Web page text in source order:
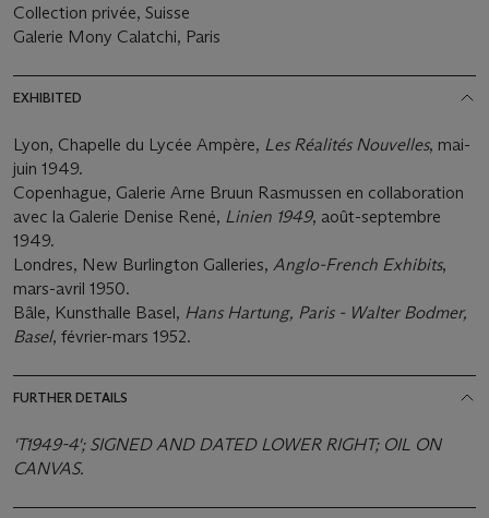
Collection privée, Suisse
Galerie Mony Calatchi, Paris
EXHIBITED
Lyon, Chapelle du Lycée Ampère, Les Réalités Nouvelles, mai-
juin 1949.
Copenhague, Galerie Arne Bruun Rasmussen en collaboration
avec la Galerie Denise René, Linien 1949, août-septembre
1949.
Londres, New Burlington Galleries, Anglo-French Exhibits,
mars-avril 1950.
Bâle, Kunsthalle Basel, Hans Hartung, Paris - Walter Bodmer,
Basel, février-mars 1952.
FURTHER DETAILS
'T1949-4'; SIGNED AND DATED LOWER RIGHT; OIL ON
CANVAS.